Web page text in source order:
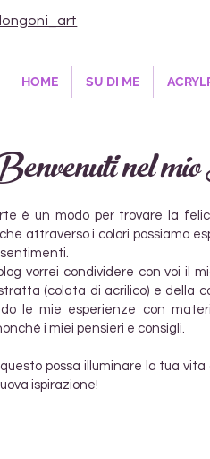
HOME SU DI ME
nel
è un modo per trovare la
attraverso i colori possiamo
vorrei condividere con voi il
(colata di acrilico) e della
le mie esperienze con
i miei pensieri e consigli.
possa illuminare la tua
ispirazione!